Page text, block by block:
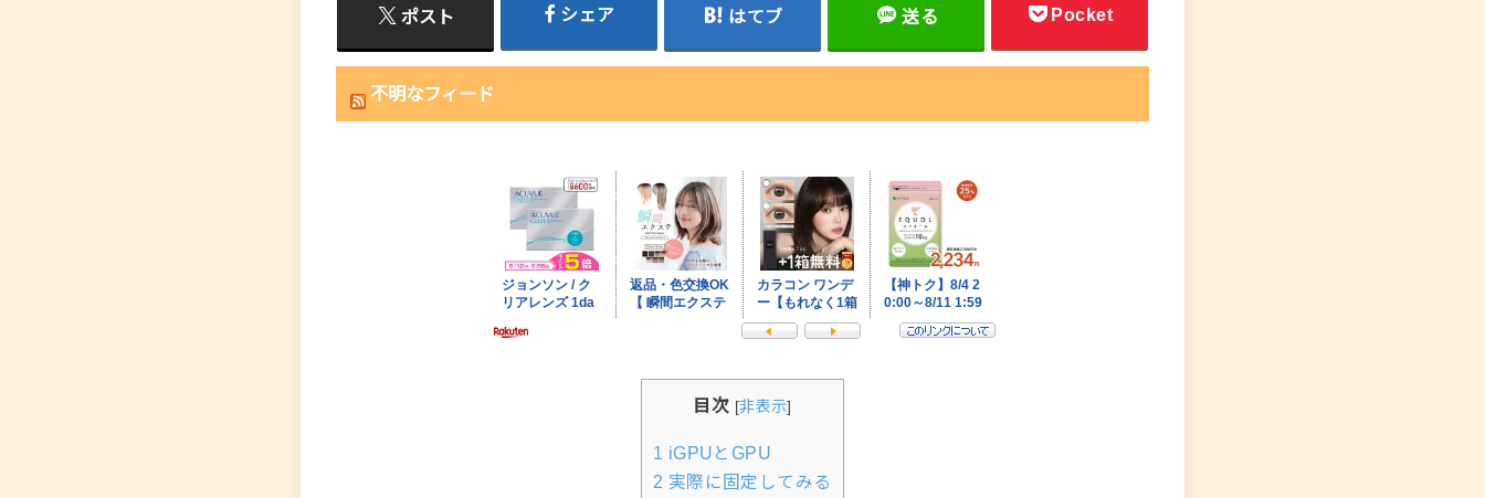
ポスト シェア はてブ 送る Pocket
不明なフィード
目次 [非表示]
1 iGPUとGPU
2 実際に固定してみる